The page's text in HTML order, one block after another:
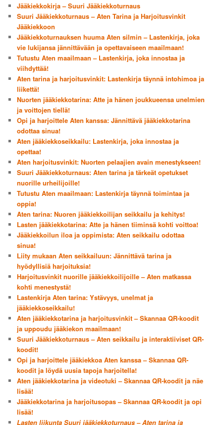
Jääkiekkokirja – Suuri Jääkiekkoturnaus
Suuri Jääkiekkoturnaus – Aten Tarina ja Harjoitusvinkit
Jääkiekkoon
Jääkiekkoturnauksen huuma Aten silmin – Lastenkirja, joka
vie lukijansa jännittävään ja opettavaiseen maailmaan!
Tutustu Aten maailmaan – Lastenkirja, joka innostaa ja
viihdyttää!
Aten tarina ja harjoitusvinkit: Lastenkirja täynnä intohimoa ja
liikettä!
Nuorten jääkiekkotarina: Atte ja hänen joukkueensa unelmien
ja voittojen tiellä!
Opi ja harjoittele Aten kanssa: Jännittävä jääkiekkotarina
odottaa sinua!
Aten jääkiekkoseikkailu: Lastenkirja, joka innostaa ja
opettaa!
Aten harjoitusvinkit: Nuorten pelaajien avain menestykseen!
Suuri Jääkiekkoturnaus: Aten tarina ja tärkeät opetukset
nuorille urheilijoille!
Tutustu Aten maailmaan: Lastenkirja täynnä toimintaa ja
oppia!
Aten tarina: Nuoren jääkiekkoilijan seikkailu ja kehitys!
Lasten jääkiekkotarina: Atte ja hänen tiiminsä kohti voittoa!
Jääkiekkoilun iloa ja oppimista: Aten seikkailu odottaa
sinua!
Liity mukaan Aten seikkailuun: Jännittävä tarina ja
hyödyllisiä harjoituksia!
Harjoitusvinkit nuorille jääkiekkoilijoille – Aten matkassa
kohti menestystä!
Lastenkirja Aten tarina: Ystävyys, unelmat ja
jääkiekkoseikkailu!
Aten jääkiekkotarina ja harjoitusvinkit – Skannaa QR-koodit
ja uppoudu jääkiekon maailmaan!
Suuri Jääkiekkoturnaus – Aten seikkailu ja interaktiiviset QR-
koodit!
Opi ja harjoittele jääkiekkoa Aten kanssa – Skannaa QR-
koodit ja löydä uusia tapoja harjoitella!
Aten jääkiekkotarina ja videotuki – Skannaa QR-koodit ja näe
lisää!
Jääkiekkotarina ja harjoitusopas – Skannaa QR-koodit ja opi
lisää!
Lasten liikunta Suuri jääkiekkoturnaus – Aten tarina ja